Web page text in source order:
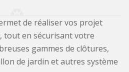
de réaliser vos projet
tout en sécurisant votre
gammes de clôtures,
de jardin et autres système